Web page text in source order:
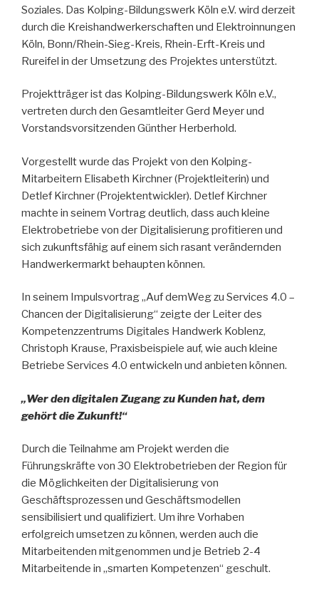
Soziales. Das Kolping-Bildungswerk Köln e.V. wird derzeit
durch die Kreishandwerkerschaften und Elektroinnungen
Köln, Bonn/Rhein-Sieg-Kreis, Rhein-Erft-Kreis und
Rureifel in der Umsetzung des Projektes unterstützt.
Projektträger ist das Kolping-Bildungswerk Köln e.V.,
vertreten durch den Gesamtleiter Gerd Meyer und
Vorstandsvorsitzenden Günther Herberhold.
Vorgestellt wurde das Projekt von den Kolping-
Mitarbeitern Elisabeth Kirchner (Projektleiterin) und
Detlef Kirchner (Projektentwickler). Detlef Kirchner
machte in seinem Vortrag deutlich, dass auch kleine
Elektrobetriebe von der Digitalisierung profitieren und
sich zukunftsfähig auf einem sich rasant verändernden
Handwerkermarkt behaupten können.
In seinem Impulsvortrag „Auf demWeg zu Services 4.0 –
Chancen der Digitalisierung“ zeigte der Leiter des
Kompetenzzentrums Digitales Handwerk Koblenz,
Christoph Krause, Praxisbeispiele auf, wie auch kleine
Betriebe Services 4.0 entwickeln und anbieten können.
„Wer den digitalen Zugang zu Kunden hat, dem
gehört die Zukunft!“
Durch die Teilnahme am Projekt werden die
Führungskräfte von 30 Elektrobetrieben der Region für
die Möglichkeiten der Digitalisierung von
Geschäftsprozessen und Geschäftsmodellen
sensibilisiert und qualifiziert. Um ihre Vorhaben
erfolgreich umsetzen zu können, werden auch die
Mitarbeitenden mitgenommen und je Betrieb 2-4
Mitarbeitende in „smarten Kompetenzen“ geschult.